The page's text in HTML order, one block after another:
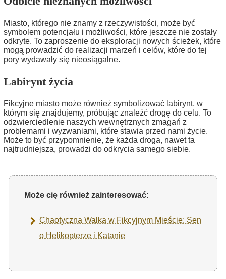
Miasto, którego nie znamy z rzeczywistości, może być
symbolem potencjału i możliwości, które jeszcze nie zostały
odkryte. To zaproszenie do eksploracji nowych ścieżek, które
mogą prowadzić do realizacji marzeń i celów, które do tej
pory wydawały się nieosiągalne.
Labirynt życia
Fikcyjne miasto może również symbolizować labirynt, w
którym się znajdujemy, próbując znaleźć drogę do celu. To
odzwierciedlenie naszych wewnętrznych zmagań z
problemami i wyzwaniami, które stawia przed nami życie.
Może to być przypomnienie, że każda droga, nawet ta
najtrudniejsza, prowadzi do odkrycia samego siebie.
Może cię również zainteresować:
Chaotyczna Walka w Fikcyjnym Mieście: Sen
o Helikopterze i Katanie